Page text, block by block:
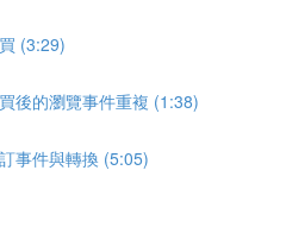
(3:29)
後的瀏覽事件重複 (1:38)
事件與轉換 (5:05)